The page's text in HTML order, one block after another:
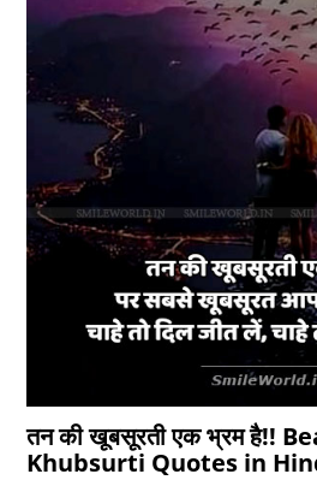
तन की खूबसूरती एक भ्रम है!!
Khubsurti Quotes in